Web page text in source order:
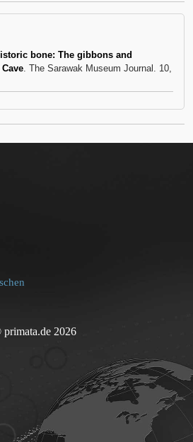
bone: The gibbons and
. The Sarawak Museum Journal. 10,
2026